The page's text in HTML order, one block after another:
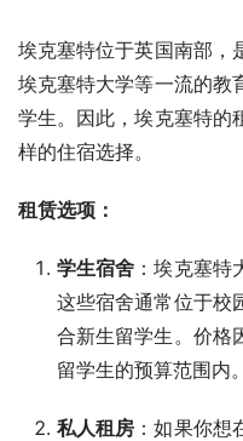
埃克塞特位于英国南部，
埃克塞特大学等一流的教
学生。因此，埃克塞特的
样的住宿选择。
租赁选项：
学生宿舍 ：埃克塞特
这些宿舍通常位于校
合新生留学生。价格
留学生的预算范围内。
私人租房 ：如果你